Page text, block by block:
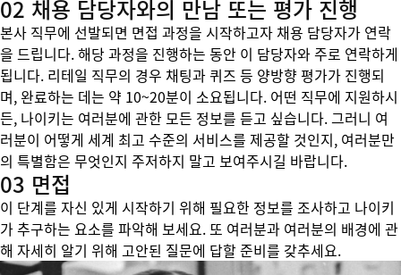
02 채용 담당자와의 만남 또는 평가 진행
본사 직무에 선발되면 면접 과정을 시작하고자 채용 담당자가 연락
을 드립니다. 해당 과정을 진행하는 동안 이 담당자와 주로 연락하게
됩니다. 리테일 직무의 경우 채팅과 퀴즈 등 양방향 평가가 진행되
며, 완료하는 데는 약 10~20분이 소요됩니다. 어떤 직무에 지원하시
든, 나이키는 여러분에 관한 모든 정보를 듣고 싶습니다. 그러니 여
러분이 어떻게 세계 최고 수준의 서비스를 제공할 것인지, 여러분만
의 특별함은 무엇인지 주저하지 말고 보여주시길 바랍니다.
03 면접
이 단계를 자신 있게 시작하기 위해 필요한 정보를 조사하고 나이키
가 추구하는 요소를 파악해 보세요. 또 여러분과 여러분의 배경에 관
해 자세히 알기 위해 고안된 질문에 답할 준비를 갖추세요.